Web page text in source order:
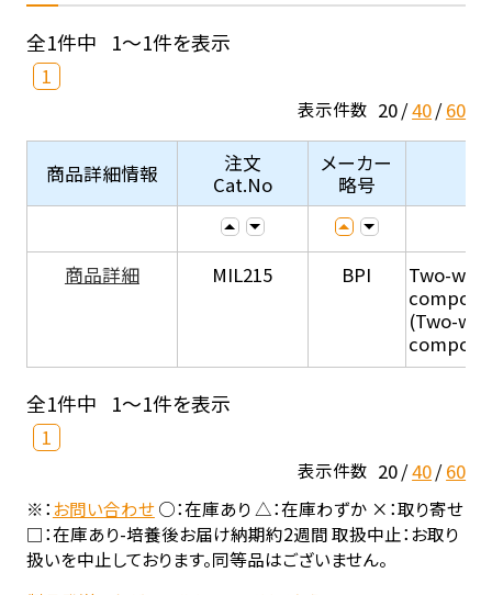
全1件中 1～1件を表示
1
表示件数 20 40 60
商品詳細情報
注文
Cat.No
メーカー
略号
商品詳細 MIL215 BPI
Two-
(Two-
全1件中 1～1件を表示
1
表示件数 20 40 60
※：お問い合わせ○：在庫あり △：在庫わずか ×：取り寄せ
□：在庫あり-培養後お届け納期約2週間 取扱中止：お取り
扱いを中止しております。同等品はございません。